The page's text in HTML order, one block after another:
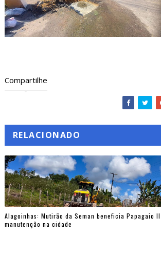
Compartilhe
RELACIONADO
Alagoinhas: Mutirão da Seman beneficia Papagaio
manutenção na cidade